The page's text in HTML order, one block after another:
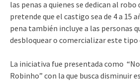
las penas a quienes se dedican al robo
pretende que el castigo sea de 4 a 15
pena también incluye a las personas
desbloquear o comercializar este tipo
La iniciativa fue presentada como
Robinho” con la que busca disminuir